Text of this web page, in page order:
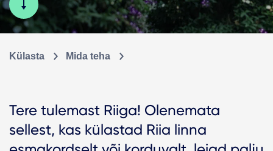
Külasta Mida teha
Tere tulemast Riiga! Olenemata
sellest, kas külastad Riia linna